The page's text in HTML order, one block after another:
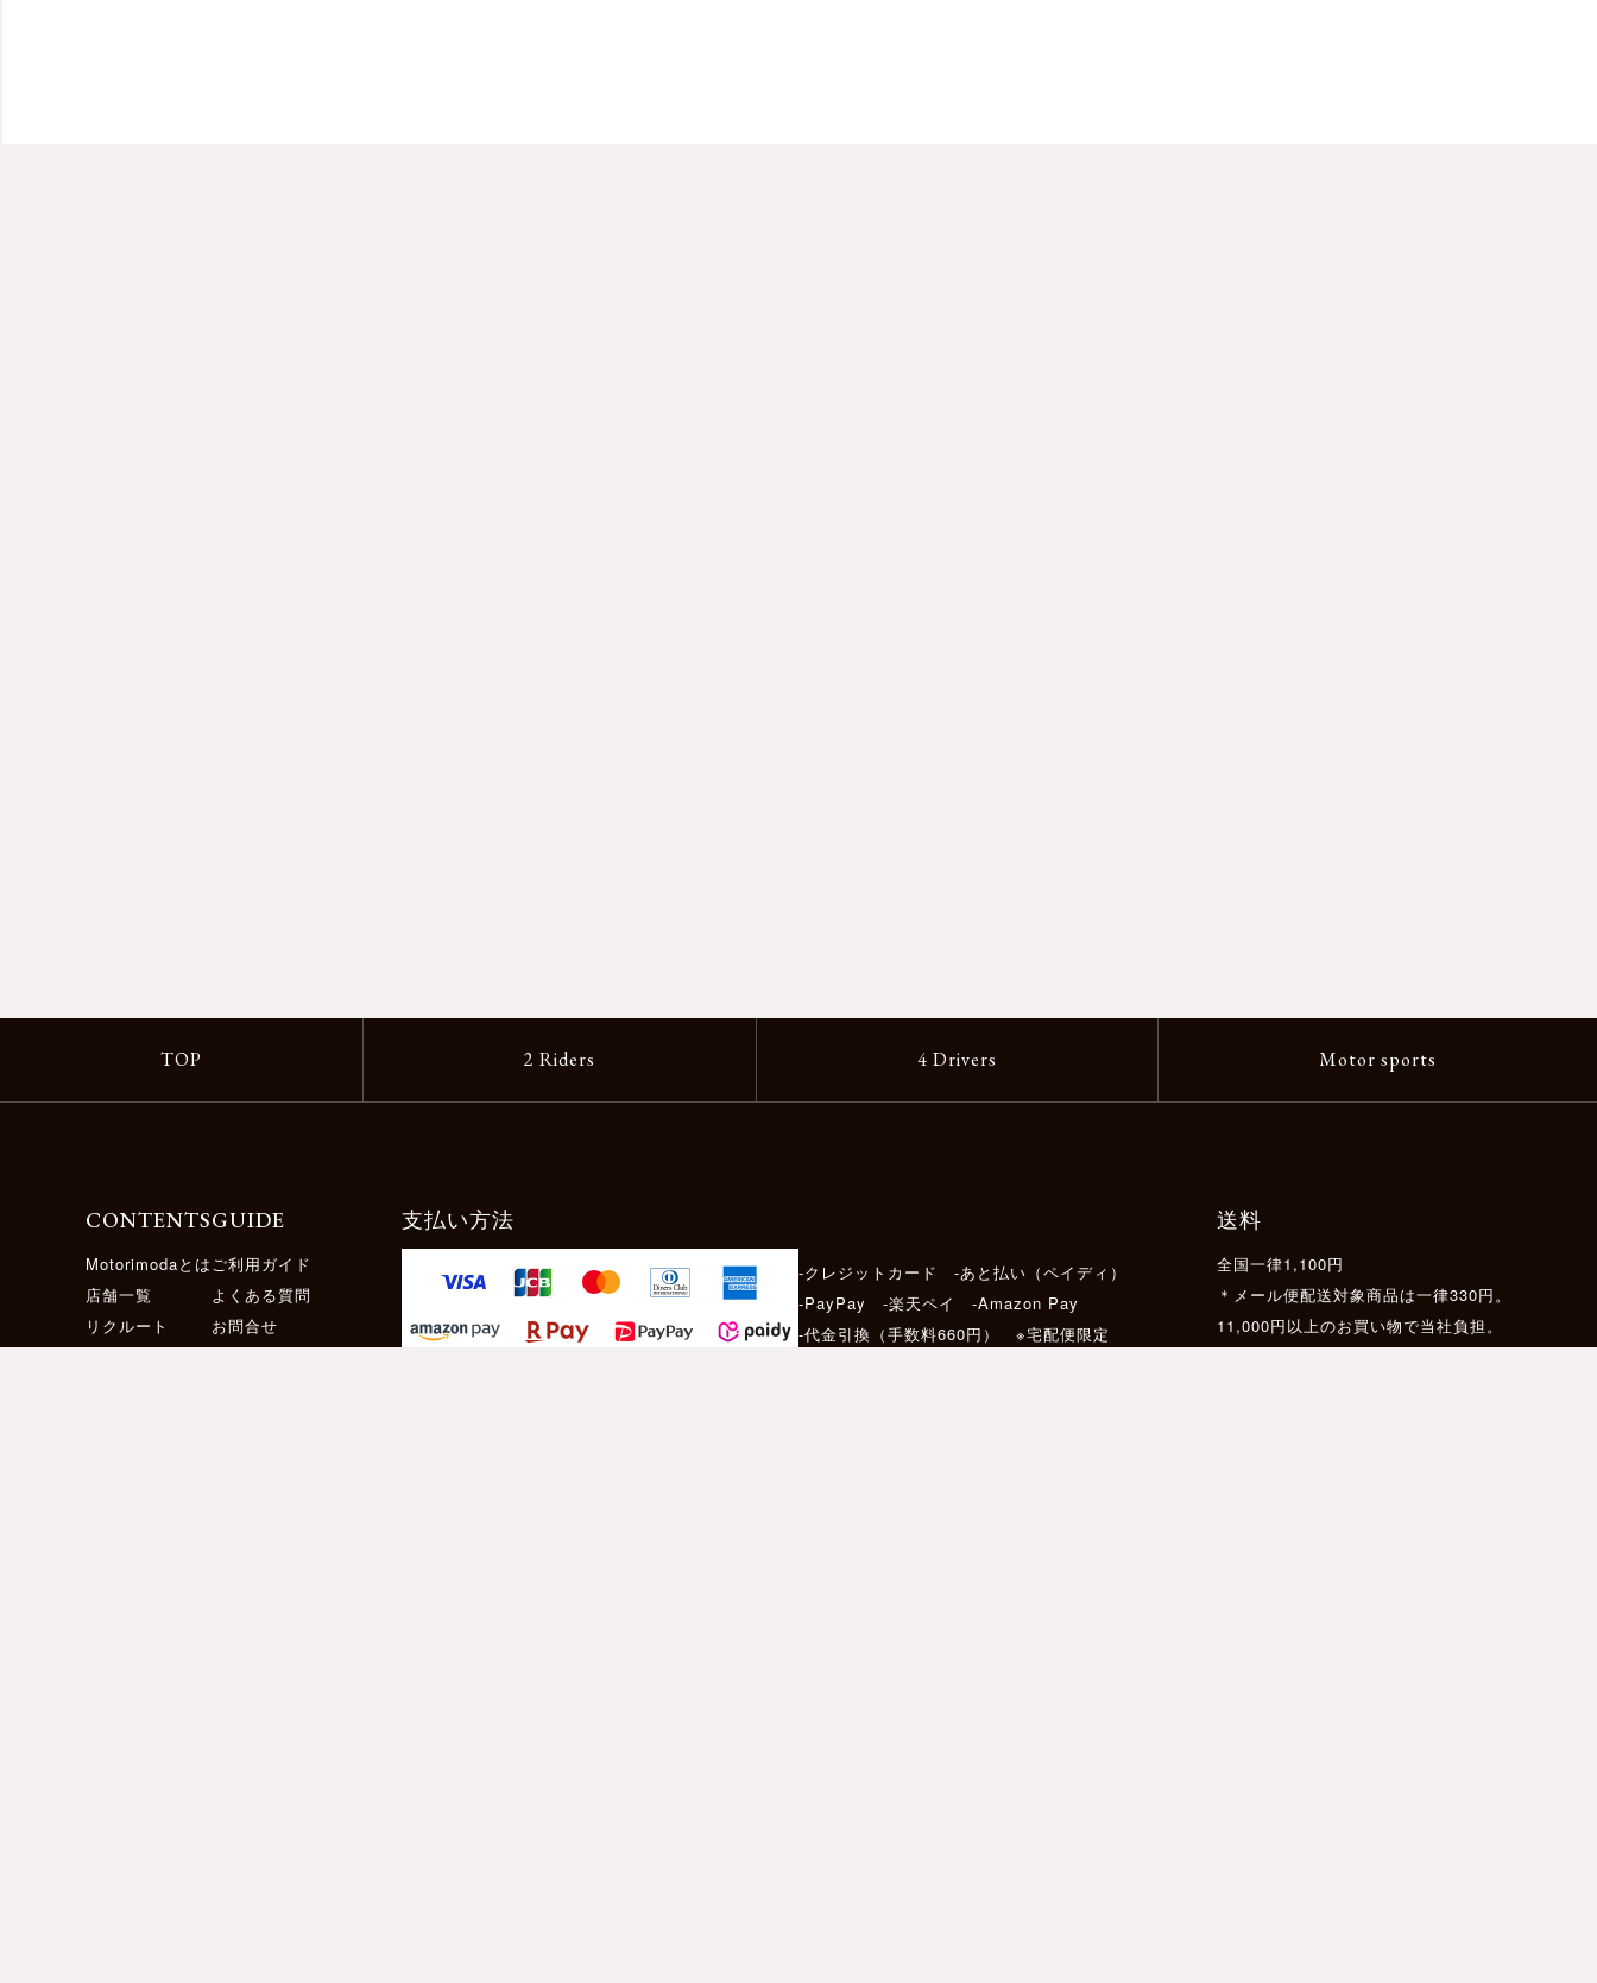
TOP 2 Riders 4 Drivers Motor sports
CONTENTS
Motorimodaとは
店舗一覧
リクルート
GUIDE
ご利用ガイド
よくある質問
お問合せ
支払い方法
-クレジットカード -あと払い（ペイディ）
-PayPay -楽天ペイ -Amazon Pay
-代金引換（手数料660円） ※宅配便限定
送料
全国一律1,100円
＊メール便配送対象商品は一律330円。
11,000円以上のお買い物で当社負担。